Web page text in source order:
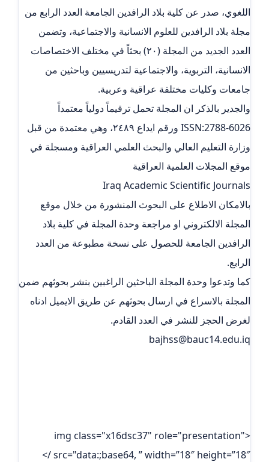
اللغوي، صدر عن كلية بلاد الرافدين الجامعة العدد الرابع من
مجلة بلاد الرافدين للعلوم الانسانية والاجتماعية، وتضمن
العدد الجديد من المجلة (٢٠) بحثاً في مختلف الاختصاصات
الانسانية، التربوية، والاجتماعية لتدريسيين وباحثين من
جامعات وكليات مختلفة عراقية وعربية.
والجدير بالذكر ان المجلة تحمل ترقيماً دولياً معتمداً
ISSN:2788-6026 ورقم ايداع ٢٤٨٩، وهي معتمدة من قبل
وزارة التعليم العالي والبحث العلمي العراقية ومسجلة في
موقع المجلات العلمية العراقية
بالامكان الاطلاع على البحوث المنشورة من خلال موقع
المجلة الالكتروني او مراجعة وحدة المجلة في كلية بلاد
الرافدين الجامعة للحصول على نسخة مطبوعة من العدد
الرابع.
كما وتدعوا وحدة المجلة الباحثين الراغبين بنشر بحوثهم ضمن
المجلة بالاسراع في ارسال بحوثهم عن طريق الايميل ادناه
لغرض الحجز للنشر في العدد القادم.
bajhss@bauc14.edu.iq
<img class="x16dsc37" role="presentation"
src="data:;base64, ” width=”18″ height=”18″ />